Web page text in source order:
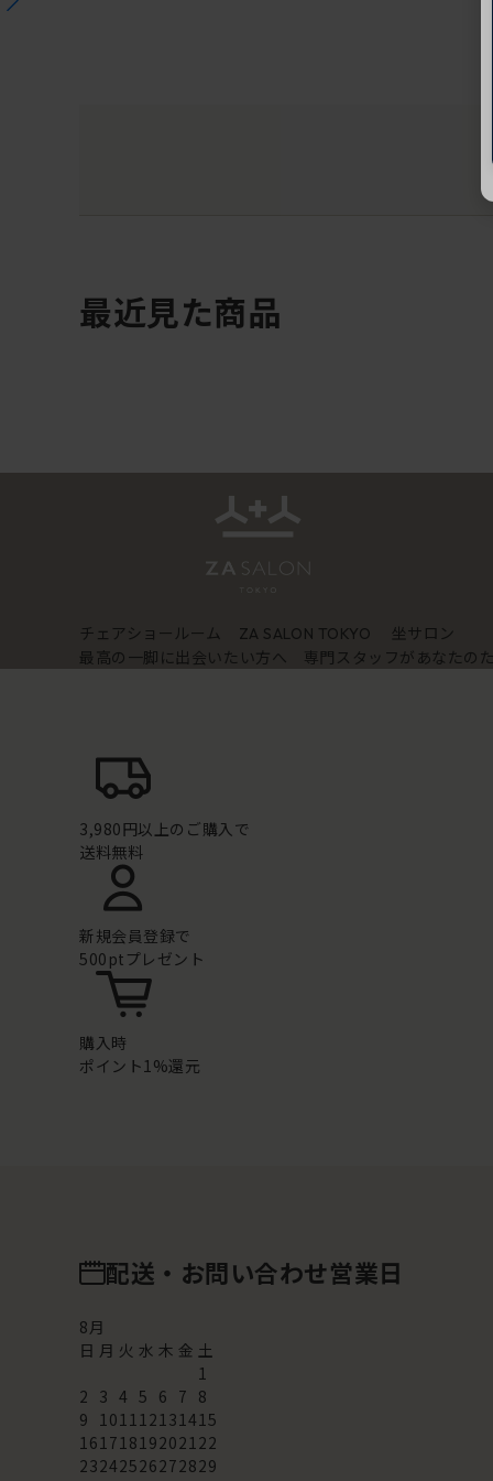
最近見た商品
チェアショールーム ZA SALON TOKYO
坐サロン
最高の一脚に出会いたい方へ 専門スタッフがあなたの
3,980円以上のご購入で
送料無料
新規会員登録で
500ptプレゼント
購入時
ポイント1%還元
配送・お問い合わせ営業日
8月
日 月 火 水 木 金 土
1
2 3 4 5 6 7 8
9 101112131415
16171819202122
23242526272829